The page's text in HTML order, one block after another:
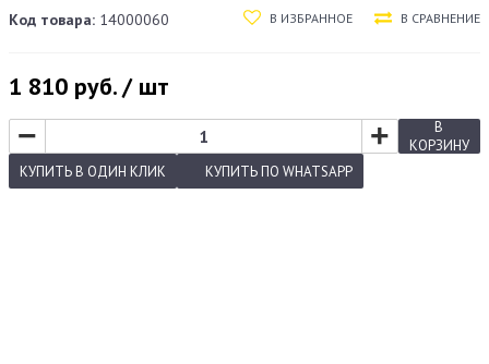
Код товара: 14000060 В ИЗБРАННОЕ В СРАВНЕНИЕ
1 810 руб. / шт
− +
В
КОРЗИНУ
КУПИТЬ В ОДИН КЛИК КУПИТЬ ПО WHATSAPP